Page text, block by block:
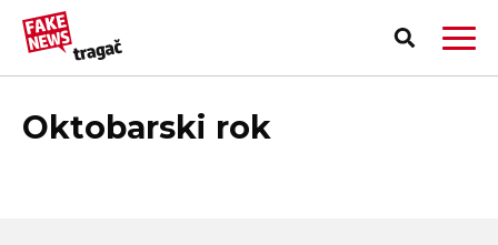
Oktobarski rok